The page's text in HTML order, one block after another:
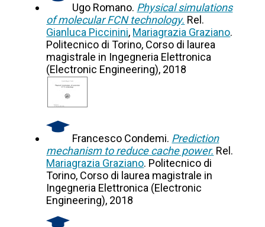
Ugo Romano. Physical simulations
of molecular FCN technology. Rel.
Gianluca Piccinini, Mariagrazia Graziano.
Politecnico di Torino, Corso di laurea
magistrale in Ingegneria Elettronica
(Electronic Engineering), 2018
Francesco Condemi. Prediction
mechanism to reduce cache power. Rel.
Mariagrazia Graziano. Politecnico di
Torino, Corso di laurea magistrale in
Ingegneria Elettronica (Electronic
Engineering), 2018